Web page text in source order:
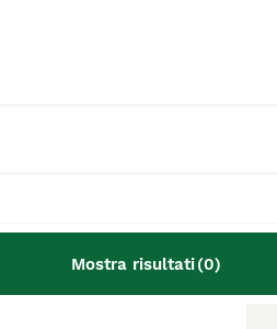
Mostra risultati(0)
formando le
del cane